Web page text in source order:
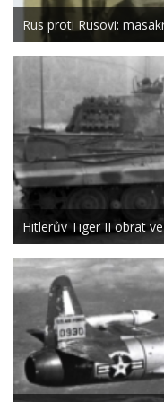
Rus proti Rusovi:
Hitlerův Tiger II obrat